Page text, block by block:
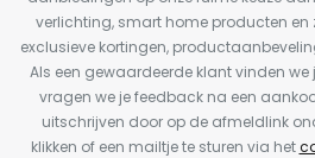
verlichting, smart home producten en
exclusieve kortingen,
Als een gewaardeerde klant vinden
vragen we je feedback na een
uitschrijven door op de afmeldlink
klikken of een mailtje te sturen via het